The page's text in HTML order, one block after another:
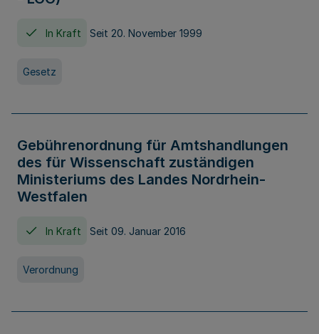
In Kraft Seit 20. November 1999
Gesetz
Gebührenordnung für Amtshandlungen
des für Wissenschaft zuständigen
Ministeriums des Landes Nordrhein-
Westfalen
In Kraft Seit 09. Januar 2016
Verordnung